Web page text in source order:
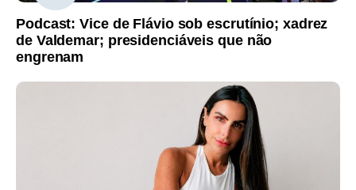
Podcast: Vice de Flávio sob escrutínio; xadrez
de Valdemar; presidenciáveis que não
engrenam